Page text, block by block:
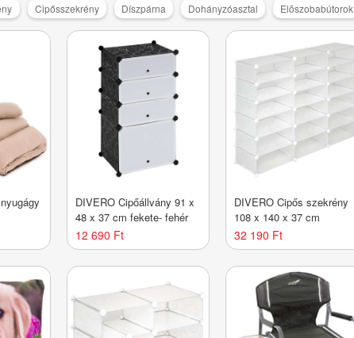
Cipősszekrény Díszpárna Dohányzóasztal Elõszobabútorok
DIVERO Cipőállvány 91 x
48 x 37 cm fekete- fehér
12 690 Ft
DIVERO Cipős szekrény
108 x 140 x 37 cm
32 190 Ft